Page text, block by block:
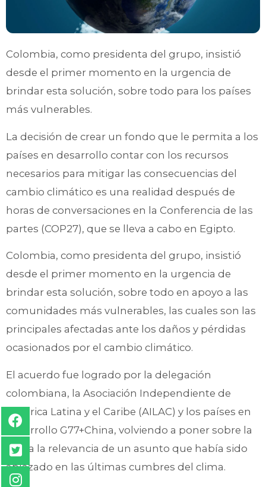
Colombia, como presidenta del grupo, insistió
desde el primer momento en la urgencia de
brindar esta solución, sobre todo para los países
más vulnerables.
La decisión de crear un fondo que le permita a los
países en desarrollo contar con los recursos
necesarios para mitigar las consecuencias del
cambio climático es una realidad después de
horas de conversaciones en la Conferencia de las
partes (COP27), que se lleva a cabo en Egipto.
Colombia, como presidenta del grupo, insistió
desde el primer momento en la urgencia de
brindar esta solución, sobre todo en apoyo a las
comunidades más vulnerables, las cuales son las
principales afectadas ante los daños y pérdidas
ocasionados por el cambio climático.
El acuerdo fue logrado por la delegación
colombiana, la Asociación Independiente de
América Latina y el Caribe (AILAC) y los países en
desarrollo G77+China, volviendo a poner sobre la
mesa la relevancia de un asunto que había sido
aplazado en las últimas cumbres del clima.